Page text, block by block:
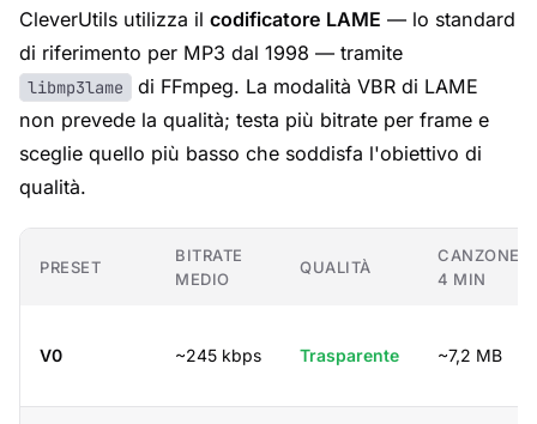
CleverUtils utilizza il codificatore LAME — lo standard
di riferimento per MP3 dal 1998 — tramite
libmp3lame
di FFmpeg. La modalità VBR di LAME
non prevede la qualità; testa più bitrate per frame e
sceglie quello più basso che soddisfa l'obiettivo di
qualità.
PRESET
BITRATE
MEDIO
QUALITÀ
CANZONE
4 MIN
V0 ~245 kbps Trasparente ~7,2 MB